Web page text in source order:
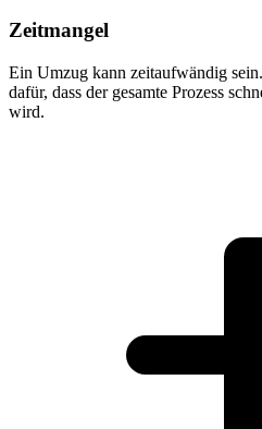
Zeitmangel
Ein Umzug kann zeitaufwändig
dafür, dass der gesamte Prozess
wird.